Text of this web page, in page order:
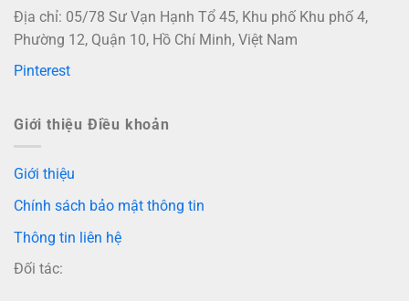
Địa chỉ: 05/78 Sư Vạn Hạnh Tổ 45, Khu phố Khu phố 4,
Phường 12, Quận 10, Hồ Chí Minh, Việt Nam
Pinterest
Giới thiệu Điều khoản
Giới thiệu
Chính sách bảo mật thông tin
Thông tin liên hệ
Đối tác: